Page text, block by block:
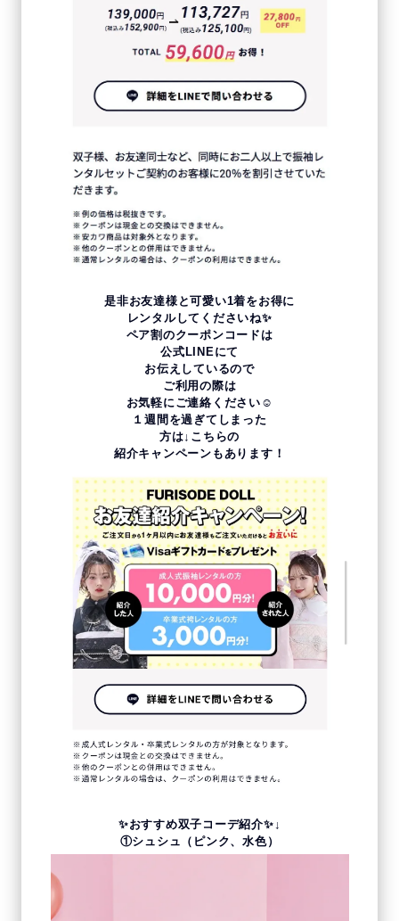
是非お友達様と可愛い1着をお得に
レンタルしてくださいね✨
ペア割のクーポンコードは
公式LINEにて
お伝えしているので
ご利用の際は
お気軽にご連絡ください☺
１週間を過ぎてしまった
方は↓こちらの
紹介キャンペーンもあります！
✨おすすめ双子コーデ紹介✨↓
①シュシュ（ピンク、水色）